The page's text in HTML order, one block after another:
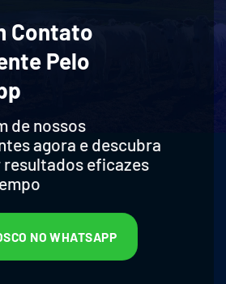
Contato
Pelo
de nossos
agora e descubra
resultados eficazes
NO WHATSAPP